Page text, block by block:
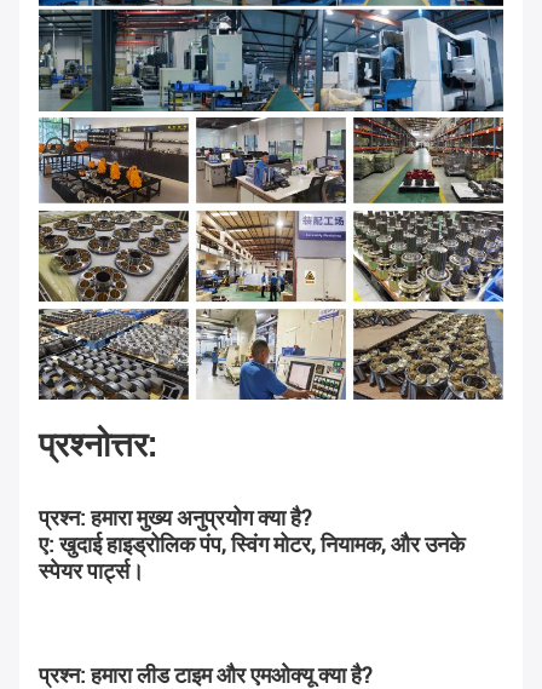
प्रश्नोत्तर:
प्रश्न: हमारा मुख्य अनुप्रयोग क्या है?
ए: खुदाई हाइड्रोलिक पंप, स्विंग मोटर, नियामक, और उनके
स्पेयर पार्ट्स।
प्रश्न: हमारा लीड टाइम और एमओक्यू क्या है?